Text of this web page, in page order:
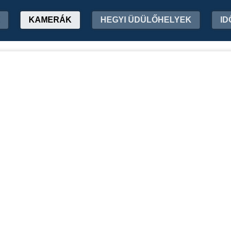
KAMERÁK HEGYI ÜDÜLŐHELYEK